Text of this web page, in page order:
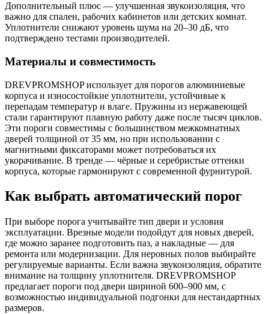
Дополнительный плюс — улучшенная звукоизоляция, что
важно для спален, рабочих кабинетов или детских комнат.
Уплотнители снижают уровень шума на 20–30 дБ, что
подтверждено тестами производителей.
Материалы и совместимость
DREVPROMSHOP использует для порогов алюминиевые
корпуса и износостойкие уплотнители, устойчивые к
перепадам температур и влаге. Пружины из нержавеющей
стали гарантируют плавную работу даже после тысяч циклов.
Эти пороги совместимы с большинством межкомнатных
дверей толщиной от 35 мм, но при использовании с
магнитными фиксаторами может потребоваться их
укорачивание. В тренде — чёрные и серебристые оттенки
корпуса, которые гармонируют с современной фурнитурой.
Как выбрать автоматический порог
При выборе порога учитывайте тип двери и условия
эксплуатации. Врезные модели подойдут для новых дверей,
где можно заранее подготовить паз, а накладные — для
ремонта или модернизации. Для неровных полов выбирайте
регулируемые варианты. Если важна звукоизоляция, обратите
внимание на толщину уплотнителя. DREVPROMSHOP
предлагает пороги под двери шириной 600–900 мм, с
возможностью индивидуальной подгонки для нестандартных
размеров.